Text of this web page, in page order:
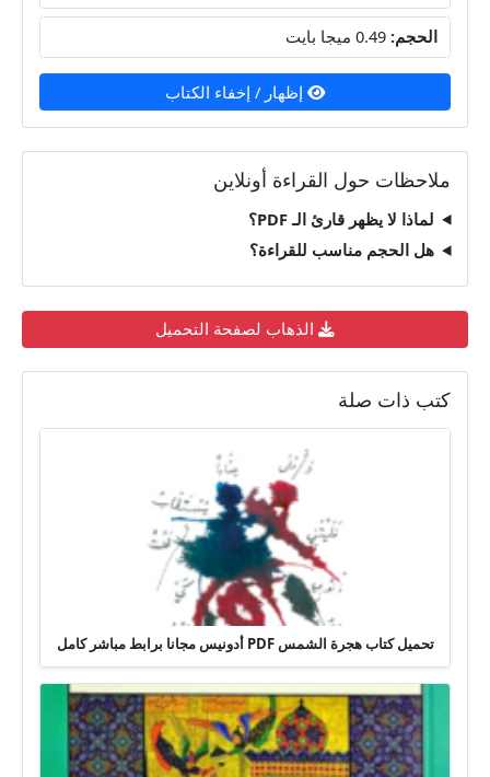
الحجم:
إظهار / إخفاء الكتاب
ملاحظات حول القراءة أونلاين
لماذا لا يظهر قارئ الـ PDF؟
هل الحجم مناسب للقراءة؟
الذهاب لصفحة التحميل
كتب ذات صلة
تحميل كتاب هجرة الشمس PDF أدونيس مجانا برابط مباشر كامل